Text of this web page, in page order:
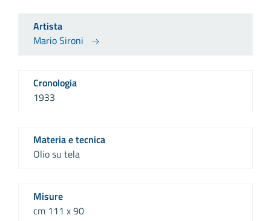
Artista
Mario Sironi
Cronologia
1933
Materia e tecnica
Olio su tela
Misure
cm 111 x 90